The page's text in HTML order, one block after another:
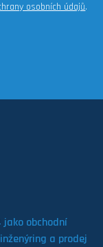
osobních údajů.
jako obchodní
a prodej